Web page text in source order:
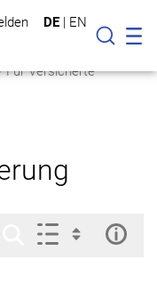
DE | EN
Suche
Für Versicherte